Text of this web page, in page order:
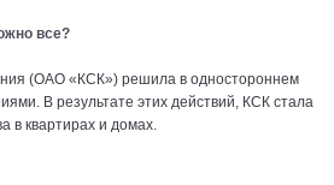
все?
(ОАО «КСК») решила в одностороннем
В результате этих действий, КСК стала
в квартирах и домах.